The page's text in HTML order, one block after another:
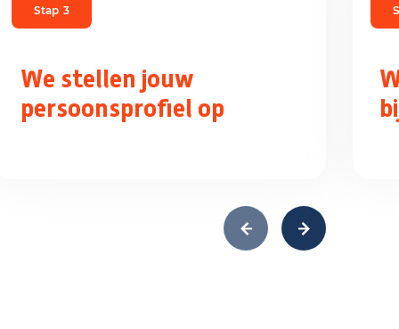
Stap 3
We stellen jouw
persoonsprofiel op